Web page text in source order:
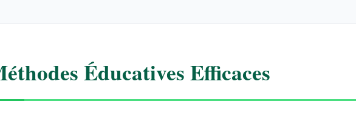
Éducatives Efficaces